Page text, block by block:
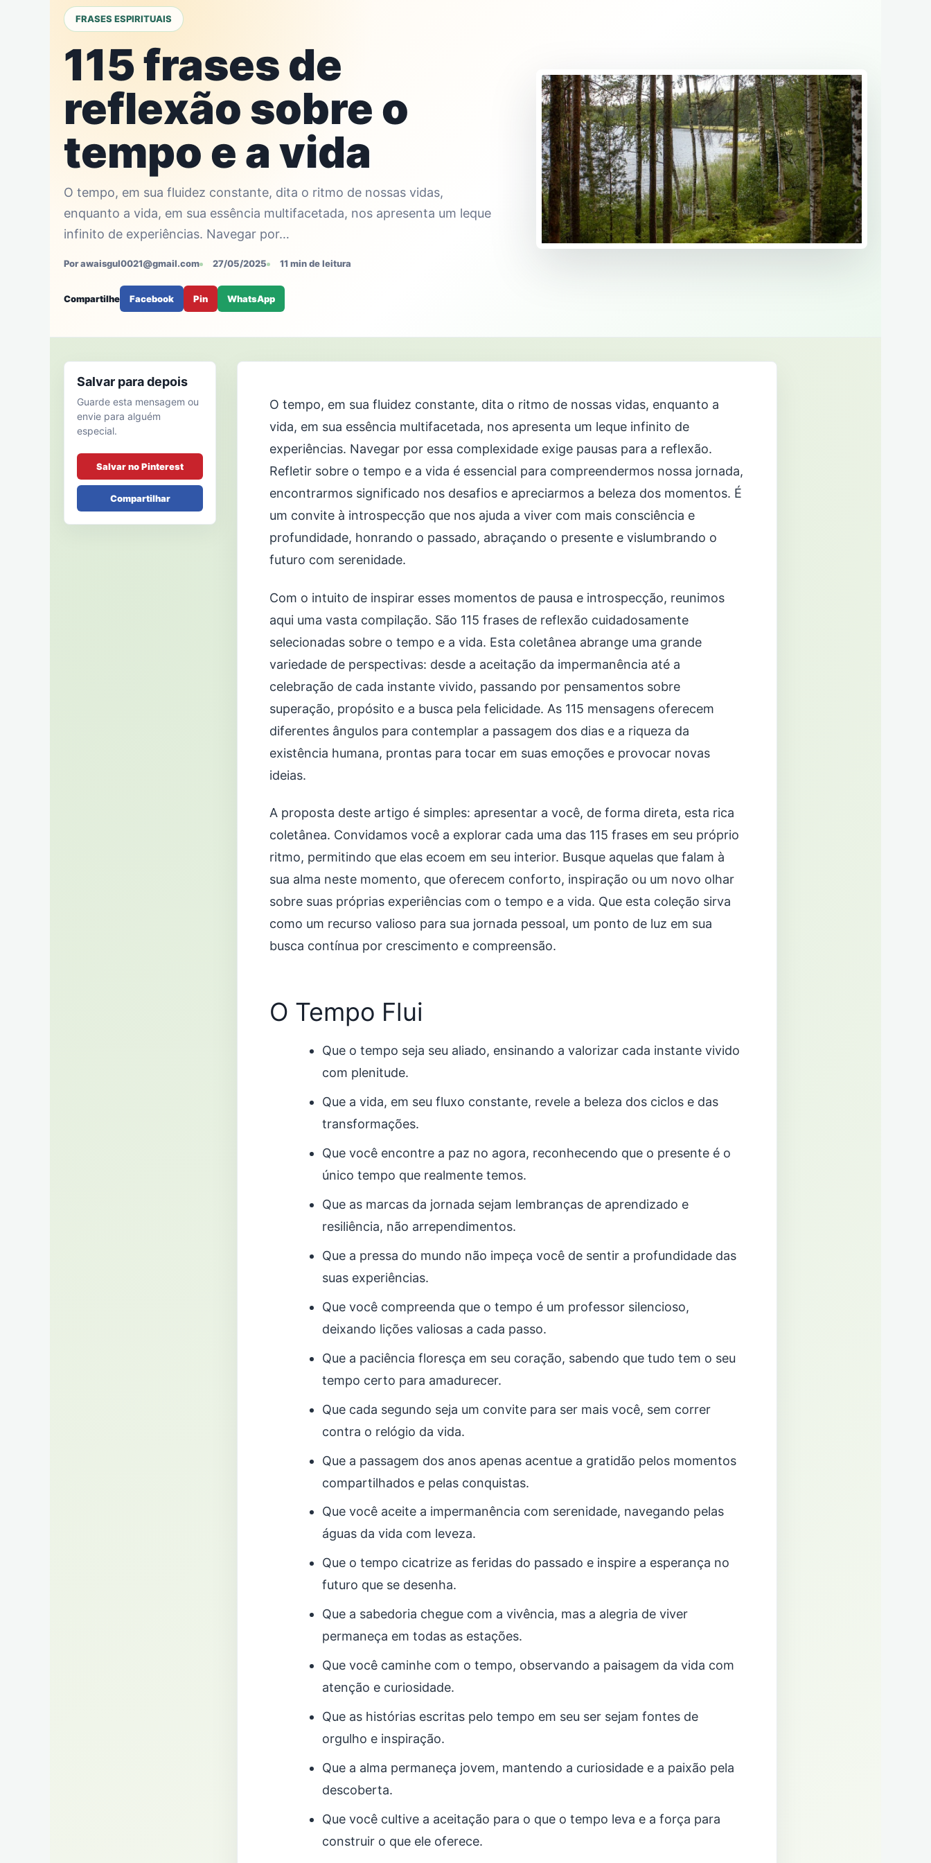
FRASES ESPIRITUAIS
115 frases de
reflexão sobre o
tempo e a vida
O tempo, em sua fluidez constante, dita o ritmo de nossas vidas,
enquanto a vida, em sua essência multifacetada, nos apresenta um leque
infinito de experiências. Navegar por…
Por awaisgul0021@gmail.com 27/05/2025 11 min de leitura
Compartilhe Facebook Pin WhatsApp
Salvar para depois
Guarde esta mensagem ou
envie para alguém
especial.
Salvar no Pinterest
Compartilhar
O tempo, em sua fluidez constante, dita o ritmo de nossas vidas, enquanto a
vida, em sua essência multifacetada, nos apresenta um leque infinito de
experiências. Navegar por essa complexidade exige pausas para a reflexão.
Refletir sobre o tempo e a vida é essencial para compreendermos nossa jornada,
encontrarmos significado nos desafios e apreciarmos a beleza dos momentos. É
um convite à introspecção que nos ajuda a viver com mais consciência e
profundidade, honrando o passado, abraçando o presente e vislumbrando o
futuro com serenidade.
Com o intuito de inspirar esses momentos de pausa e introspecção, reunimos
aqui uma vasta compilação. São 115 frases de reflexão cuidadosamente
selecionadas sobre o tempo e a vida. Esta coletânea abrange uma grande
variedade de perspectivas: desde a aceitação da impermanência até a
celebração de cada instante vivido, passando por pensamentos sobre
superação, propósito e a busca pela felicidade. As 115 mensagens oferecem
diferentes ângulos para contemplar a passagem dos dias e a riqueza da
existência humana, prontas para tocar em suas emoções e provocar novas
ideias.
A proposta deste artigo é simples: apresentar a você, de forma direta, esta rica
coletânea. Convidamos você a explorar cada uma das 115 frases em seu próprio
ritmo, permitindo que elas ecoem em seu interior. Busque aquelas que falam à
sua alma neste momento, que oferecem conforto, inspiração ou um novo olhar
sobre suas próprias experiências com o tempo e a vida. Que esta coleção sirva
como um recurso valioso para sua jornada pessoal, um ponto de luz em sua
busca contínua por crescimento e compreensão.
O Tempo Flui
Que o tempo seja seu aliado, ensinando a valorizar cada instante vivido
com plenitude.
Que a vida, em seu fluxo constante, revele a beleza dos ciclos e das
transformações.
Que você encontre a paz no agora, reconhecendo que o presente é o
único tempo que realmente temos.
Que as marcas da jornada sejam lembranças de aprendizado e
resiliência, não arrependimentos.
Que a pressa do mundo não impeça você de sentir a profundidade das
suas experiências.
Que você compreenda que o tempo é um professor silencioso,
deixando lições valiosas a cada passo.
Que a paciência floresça em seu coração, sabendo que tudo tem o seu
tempo certo para amadurecer.
Que cada segundo seja um convite para ser mais você, sem correr
contra o relógio da vida.
Que a passagem dos anos apenas acentue a gratidão pelos momentos
compartilhados e pelas conquistas.
Que você aceite a impermanência com serenidade, navegando pelas
águas da vida com leveza.
Que o tempo cicatrize as feridas do passado e inspire a esperança no
futuro que se desenha.
Que a sabedoria chegue com a vivência, mas a alegria de viver
permaneça em todas as estações.
Que você caminhe com o tempo, observando a paisagem da vida com
atenção e curiosidade.
Que as histórias escritas pelo tempo em seu ser sejam fontes de
orgulho e inspiração.
Que a alma permaneça jovem, mantendo a curiosidade e a paixão pela
descoberta.
Que você cultive a aceitação para o que o tempo leva e a força para
construir o que ele oferece.